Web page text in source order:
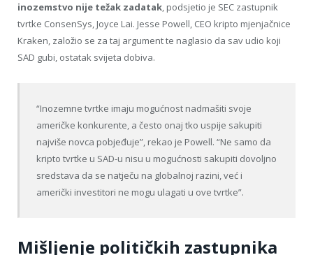
inozemstvo nije težak zadatak, podsjetio je SEC zastupnik
tvrtke ConsenSys, Joyce Lai. Jesse Powell, CEO kripto mjenjačnice
Kraken, založio se za taj argument te naglasio da sav udio koji
SAD gubi, ostatak svijeta dobiva.
“Inozemne tvrtke imaju mogućnost nadmašiti svoje
američke konkurente, a često onaj tko uspije sakupiti
najviše novca pobjeđuje”, rekao je Powell. “Ne samo da
kripto tvrtke u SAD-u nisu u mogućnosti sakupiti dovoljno
sredstava da se natječu na globalnoj razini, već i
američki investitori ne mogu ulagati u ove tvrtke”.
Mišljenje političkih zastupnika